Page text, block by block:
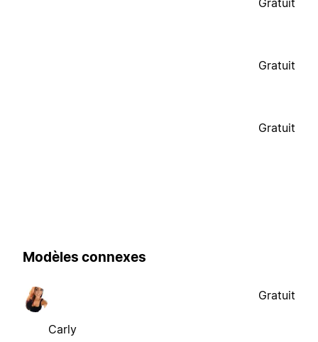
Gratuit
Gratuit
Gratuit
Modèles connexes
Carly
Gratuit